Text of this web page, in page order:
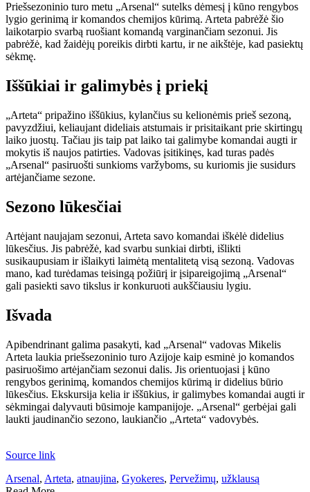
Priešsezoninio turo metu „Arsenal“ sutelks dėmesį į kūno rengybos
lygio gerinimą ir komandos chemijos kūrimą. Arteta pabrėžė šio
laikotarpio svarbą ruošiant komandą varginančiam sezonui. Jis
pabrėžė, kad žaidėjų poreikis dirbti kartu, ir ne aikštėje, kad pasiektų
sėkmę.
Iššūkiai ir galimybės į priekį
„Arteta“ pripažino iššūkius, kylančius su kelionėmis prieš sezoną,
pavyzdžiui, keliaujant dideliais atstumais ir prisitaikant prie skirtingų
laiko juostų. Tačiau jis taip pat laiko tai galimybe komandai augti ir
mokytis iš naujos patirties. Vadovas įsitikinęs, kad turas padės
„Arsenal“ pasiruošti sunkioms varžyboms, su kuriomis jie susidurs
artėjančiame sezone.
Sezono lūkesčiai
Artėjant naujajam sezonui, Arteta savo komandai iškėlė didelius
lūkesčius. Jis pabrėžė, kad svarbu sunkiai dirbti, išlikti
susikaupusiam ir išlaikyti laimėtą mentalitetą visą sezoną. Vadovas
mano, kad turėdamas teisingą požiūrį ir įsipareigojimą „Arsenal“
gali pasiekti savo tikslus ir konkuruoti aukščiausiu lygiu.
Išvada
Apibendrinant galima pasakyti, kad „Arsenal“ vadovas Mikelis
Arteta laukia priešsezoninio turo Azijoje kaip esminė jo komandos
pasiruošimo artėjančiam sezonui dalis. Jis orientuojasi į kūno
rengybos gerinimą, komandos chemijos kūrimą ir didelius būrio
lūkesčius. Ekskursija kelia ir iššūkius, ir galimybes komandai augti ir
sėkmingai dalyvauti būsimoje kampanijoje. „Arsenal“ gerbėjai gali
laukti jaudinančio sezono, laukiančio „Arteta“ vadovybės.
Source link
Arsenal, Arteta, atnaujina, Gyokeres, Pervežimų, užklausą